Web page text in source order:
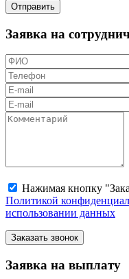
Отправить
Заявка на
Нажимая кнопку
Политикой
использовании данных
Заказать звонок
Заявка на выплату